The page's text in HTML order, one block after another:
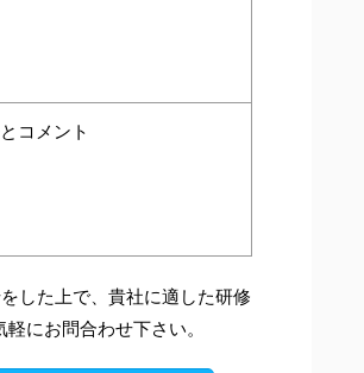
コメント
した上で、貴社に適した研修
にお問合わせ下さい。